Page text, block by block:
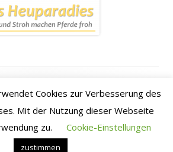
Kontakt | Impressum
Anfahrt /
• Anmelden
Cookies zur Verbesserung des
Mit der Nutzung dieser Webseite
zu.
Cookie-Einstellungen
zustimmen